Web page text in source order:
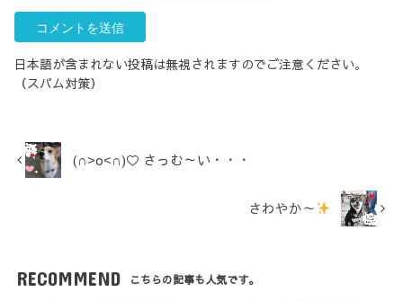
日本語が含まれない投稿は無視されますのでご注意ください。
（スパム対策）
(∩˃o˂∩)♡ さっむ～い・・・
さわやか～
RECOMMEND こちらの記事も人気です。